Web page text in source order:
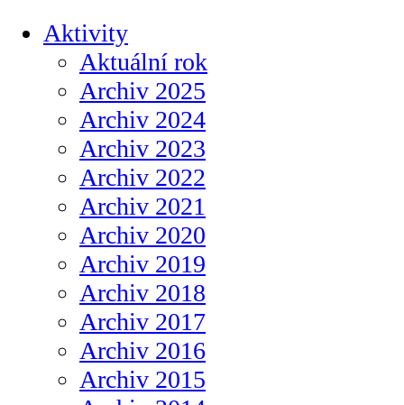
Aktivity
Aktuální rok
Archiv 2025
Archiv 2024
Archiv 2023
Archiv 2022
Archiv 2021
Archiv 2020
Archiv 2019
Archiv 2018
Archiv 2017
Archiv 2016
Archiv 2015